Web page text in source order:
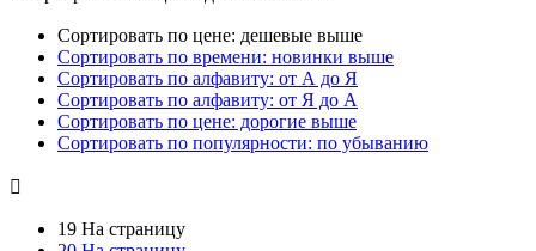
Сортировать по цене: дешевые выше
Сортировать по времени: новинки выше
Сортировать по алфавиту: от А до Я
Сортировать по алфавиту: от Я до А
Сортировать по цене: дорогие выше
Сортировать по популярности: по убыванию

19 На страницу